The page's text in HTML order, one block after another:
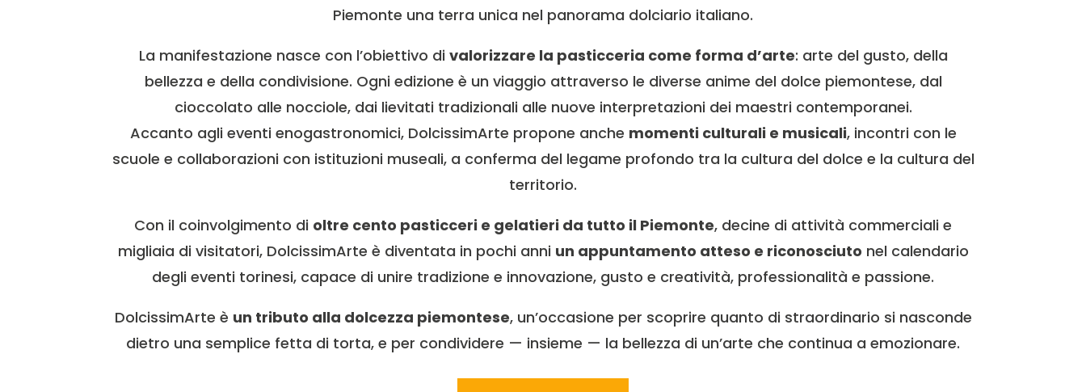
Piemonte una terra unica nel panorama dolciario italiano.
La manifestazione nasce con l’obiettivo di valorizzare la pasticceria come forma d’arte: arte del gusto, della
bellezza e della condivisione. Ogni edizione è un viaggio attraverso le diverse anime del dolce piemontese, dal
cioccolato alle nocciole, dai lievitati tradizionali alle nuove interpretazioni dei maestri contemporanei.
Accanto agli eventi enogastronomici, DolcissimArte propone anche momenti culturali e musicali, incontri con le
scuole e collaborazioni con istituzioni museali, a conferma del legame profondo tra la cultura del dolce e la cultura del
territorio.
Con il coinvolgimento di oltre cento pasticceri e gelatieri da tutto il Piemonte, decine di attività commerciali e
migliaia di visitatori, DolcissimArte è diventata in pochi anni un appuntamento atteso e riconosciuto nel calendario
degli eventi torinesi, capace di unire tradizione e innovazione, gusto e creatività, professionalità e passione.
DolcissimArte è un tributo alla dolcezza piemontese, un’occasione per scoprire quanto di straordinario si nasconde
dietro una semplice fetta di torta, e per condividere — insieme — la bellezza di un’arte che continua a emozionare.